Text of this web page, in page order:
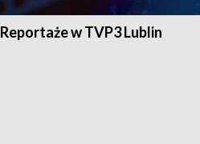
Reportaże w TVP3 Lublin